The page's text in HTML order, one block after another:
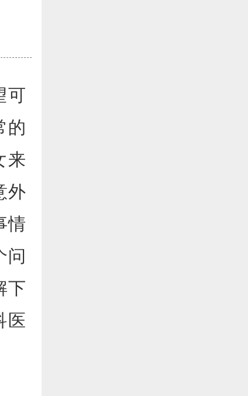
可
的
来
外
情
问
下
医